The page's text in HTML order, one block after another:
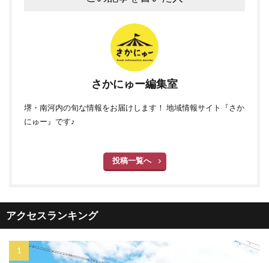
さかにゅー編集室
堺・南河内の旬な情報をお届けします！ 地域情報サイト『さか
にゅー』です♪
投稿一覧へ
アクセスランキング